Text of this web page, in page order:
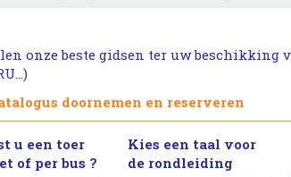
onze beste gidsen ter uw beschikking
doornemen en reserveren
u een toer
of per bus ?
Kies een taal voor
de rondleiding